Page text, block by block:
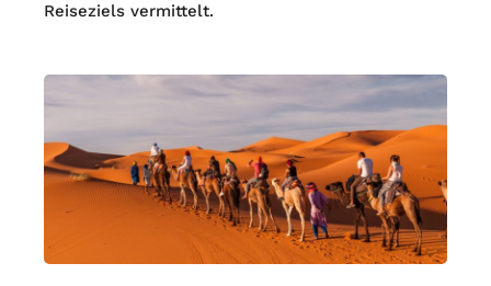
Reiseziels vermittelt.